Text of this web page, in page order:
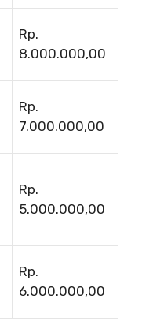
Rp.
8.000.000,00
Rp.
7.000.000,00
Rp.
5.000.000,00
Rp.
6.000.000,00